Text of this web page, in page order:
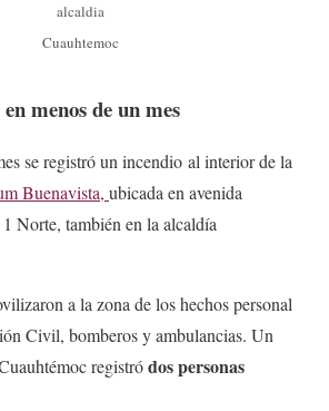
alcaldia
Cuauhtemoc
menos de un mes
se registró un incendio al interior de la
Buenavista, ubicada en avenida
Norte, también en la alcaldía
a la zona de los hechos personal
Civil, bomberos y ambulancias. Un
registródos personas